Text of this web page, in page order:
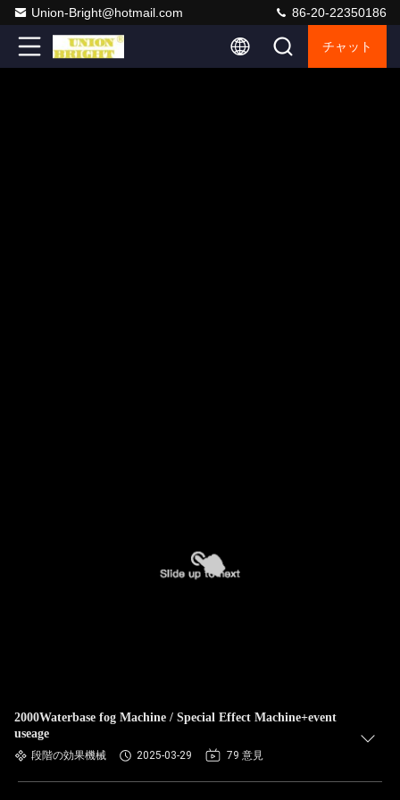
Union-Bright@hotmail.com 86-20-22350186
チャット
2000Waterbase fog Machine / Special Effect Machine+event
useage
段階の効果機械 2025-03-29 79 意見